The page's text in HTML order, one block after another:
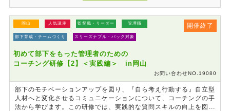
開催終了
岡山 人気講座 監督職・リーダー 管理職
部下育成・チームづくり スリーズナブル・パック対象
初めて部下をもった管理者のための
コーチング研修【2】＜実践編＞ in岡山
お問い合わせNO.19080
部下のモチベーションアップを図り、『自ら考え行動する』自立型
人材へと変化させるコミュニケーションについて、コーチングの手
法から学びます。この研修では、実践的な質問スキルの向上を図